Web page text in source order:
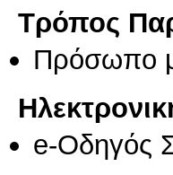
Τρόπος
Πρόσωπο
e-Οδηγός